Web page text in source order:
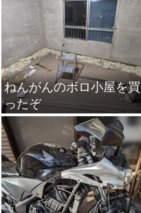
ねんがんのボロ小屋を買
ったぞ